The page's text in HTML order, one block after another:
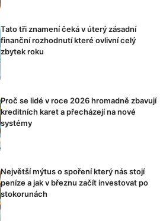
Tato tři znamení čeká v úterý zásadní
finanční rozhodnutí které ovlivní celý
zbytek roku
Proč se lidé v roce 2026 hromadně zbavují
kreditních karet a přecházejí na nové
systémy
Největší mýtus o spoření který nás stojí
peníze a jak v březnu začít investovat po
stokorunách